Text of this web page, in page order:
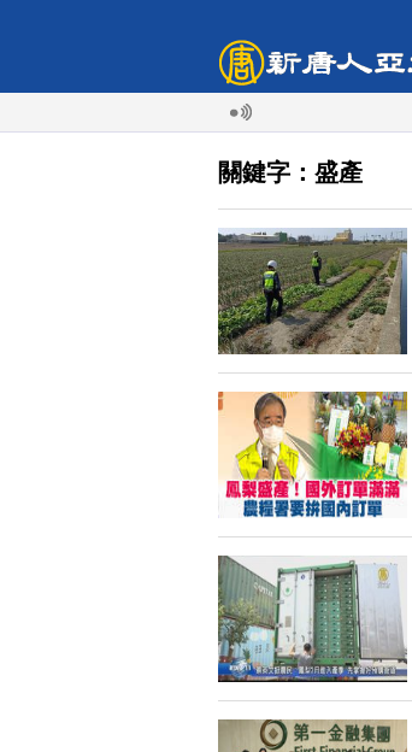
關鍵字：盛產